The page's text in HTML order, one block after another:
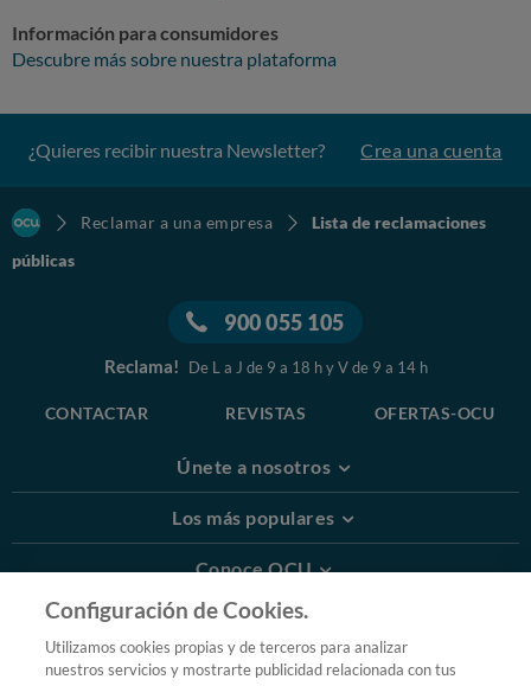
Información para consumidores
Descubre más sobre nuestra plataforma
¿Quieres recibir nuestra Newsletter? Crea una cuenta
Reclamar a una empresa
Lista de reclamaciones
públicas
900 055 105
Reclama! De L a J de 9 a 18 h y V de 9 a 14 h
CONTACTAR REVISTAS OFERTAS-OCU
Únete a nosotros
Los más populares
Conoce OCU
Más Información
© 2026 OCU
Configuración de Cookies.
Utilizamos cookies propias y de terceros para analizar
nuestros servicios y mostrarte publicidad relacionada con tus